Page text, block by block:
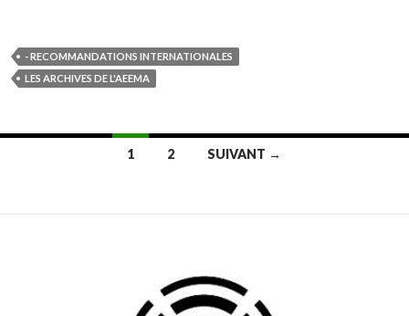
- RECOMMANDATIONS INTERNATIONALES
LES ARCHIVES DE L'AEEMA
articles
1 2 SUIVANT →